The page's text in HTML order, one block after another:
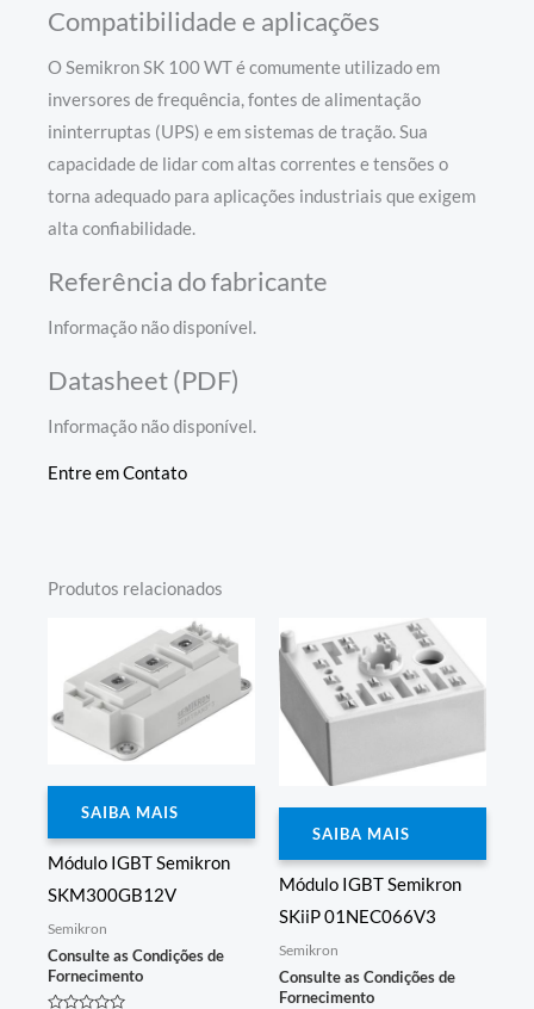
Compatibilidade e aplicações
O Semikron SK 100 WT é comumente utilizado em
inversores de frequência, fontes de alimentação
ininterruptas (UPS) e em sistemas de tração. Sua
capacidade de lidar com altas correntes e tensões o
torna adequado para aplicações industriais que exigem
alta confiabilidade.
Referência do fabricante
Informação não disponível.
Datasheet (PDF)
Informação não disponível.
Entre em Contato
Produtos relacionados
SAIBA MAIS
Módulo IGBT Semikron
SKM300GB12V
Semikron
Consulte as Condições de
Fornecimento
SAIBA MAIS
Módulo IGBT Semikron
SKiiP 01NEC066V3
Semikron
Consulte as Condições de
Fornecimento